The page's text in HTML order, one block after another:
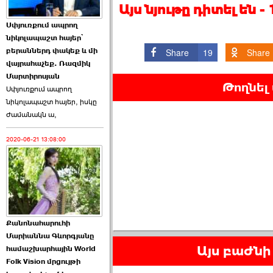
Աննա Վարդապետյանն
ուղերձ է հղել ›››
2026-06-25 23:21:00
Պաշտոնակռիվը սկսված
է. «Հրապարակ» ›››
2026-06-25 17:13:00
ԱԺ նախագահի
Սփյուռքում ապրող
նիկոլապաշտ հայեր՝
բերաններդ փակեք և մի
վայրահաչեք. Ռազմիկ
Մարտիրոսյան
Սփյուռքում ապրող
նիկոլապաշտ հայեր, իսկը
ժամանակն ա,
2020-06-21 13:08:00
Քանոնահարուհի
Մարիաննա Գևորգյանը
համաշխարհային World
Folk Vision մրցույթի
Այս նյութը դիտել են
Share 19 Share
Թողնել
Այս բաժնի